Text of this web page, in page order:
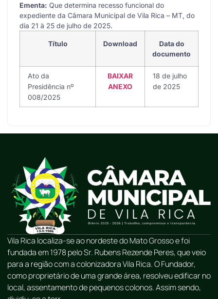
Ementa: Que determina recesso funcional do
expediente da Câmara Municipal de Vila Rica – MT, do
dia 21 à 25 de julho de 2025.
Título Download
Data do
documento
Ato da
Presidência nº
008/2025
BAIXAR
ANEXO
18 de julho
de 2025
Vila Rica localiza-se ao nordeste do Mato Grosso e foi
fundada em 1978 pelo Sr. Rubens Rezende Peres, que veio
para a região com a colonizadora Vila Rica. O Fundador,
como proprietário de uma grande área, resolveu edificar no
local, assentamento de pequenos colonos. Assim sendo,